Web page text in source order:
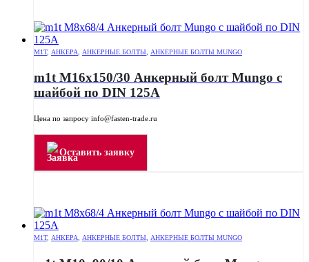
M1T, АНКЕРА АНКЕРНЫЕ БОЛТЫ АНКЕРНЫЕ БОЛТЫ MUNGO
m1t M16x150/30 Анкерный болт Mungo с
шайбой по DIN 125A
Цена по запросу info@fasten-trade.ru
Оставить заявку
M1T, АНКЕРА АНКЕРНЫЕ БОЛТЫ АНКЕРНЫЕ БОЛТЫ MUNGO